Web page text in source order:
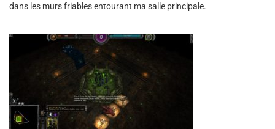
dans les murs friables entourant ma salle principale.